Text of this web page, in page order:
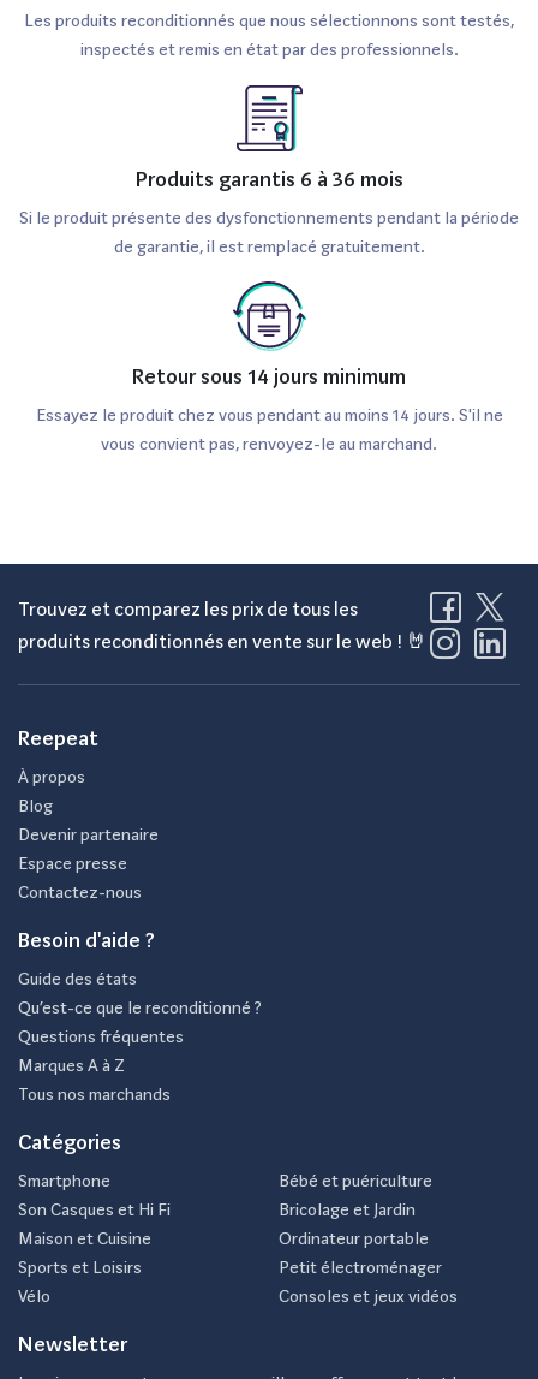
Les produits reconditionnés que nous sélectionnons sont testés,
inspectés et remis en état par des professionnels.
Produits garantis 6 à 36 mois
Si le produit présente des dysfonctionnements pendant la période
de garantie, il est remplacé gratuitement.
Retour sous 14 jours minimum
Essayez le produit chez vous pendant au moins 14 jours. S'il ne
vous convient pas, renvoyez-le au marchand.
Trouvez et comparez les prix de tous les
produits reconditionnés en vente sur le web ! 🤘
Reepeat
À propos
Blog
Devenir partenaire
Espace presse
Contactez-nous
Besoin d'aide ?
Guide des états
Qu’est-ce que le reconditionné ?
Questions fréquentes
Marques A à Z
Tous nos marchands
Catégories
Smartphone
Son Casques et Hi Fi
Maison et Cuisine
Sports et Loisirs
Vélo
Bébé et puériculture
Bricolage et Jardin
Ordinateur portable
Petit électroménager
Consoles et jeux vidéos
Newsletter